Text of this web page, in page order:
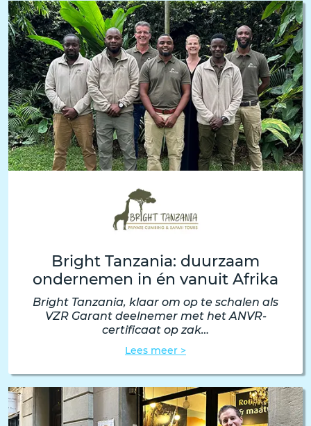
Bright Tanzania: duurzaam
ondernemen in én vanuit Afrika
Bright Tanzania, klaar om op te schalen als
VZR Garant deelnemer met het ANVR-
certificaat op zak…
Lees meer >